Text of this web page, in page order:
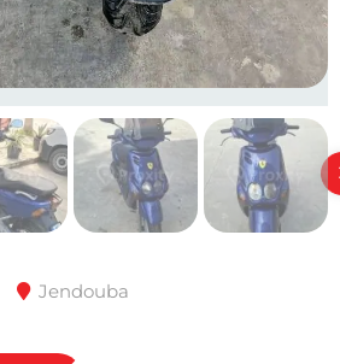
Jendouba